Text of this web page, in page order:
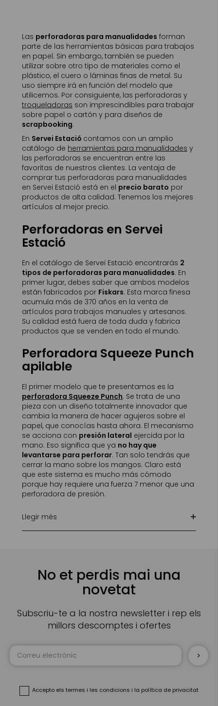
Las perforadoras para manualidades forman
parte de las herramientas básicas para trabajos
en papel. Sin embargo, también se pueden
utilizar sobre otro tipo de materiales como el
plástico, el cuero o láminas finas de metal. Su
uso siempre irá en función del modelo que
utilicemos. Por consiguiente, las perforadoras y
troqueladoras son imprescindibles para trabajar
sobre papel o cartón y para diseños de
scrapbooking.
En Servei Estació contamos con un amplio
catálogo de herramientas para manualidades y
las perforadoras se encuentran entre las
favoritas de nuestros clientes. La ventaja de
comprar tus perforadoras para manualidades
en Servei Estació está en el precio barato por
productos de alta calidad. Tenemos los mejores
artículos al mejor precio.
Perforadoras en Servei
Estació
En el catálogo de Servei Estació encontrarás 2
tipos de perforadoras para manualidades. En
primer lugar, debes saber que ambos modelos
están fabricados por Fiskars. Esta marca finesa
acumula más de 370 años en la venta de
artículos para trabajos manuales y artesanos.
Su calidad está fuera de toda duda y fabrica
productos que se venden en todo el mundo.
Perforadora Squeeze Punch
apilable
El primer modelo que te presentamos es la
perforadora Squeeze Punch. Se trata de una
pieza con un diseño totalmente innovador que
cambia la manera de hacer agujeros sobre el
papel, que conocías hasta ahora. El mecanismo
se acciona con presión lateral ejercida por la
mano. Eso significa que ya no hay que
levantarse para perforar. Tan solo tendrás que
cerrar la mano sobre los mangos. Claro está
que este sistema es mucho más cómodo
porque hay requiere una fuerza 7 menor que una
perforadora de presión.
Llegir més
No et perdis mai una
novetat
Subscriu-te a la nostra newsletter i rep els
millors descomptes i ofertes
Accepto els termes i les condicions i la política de privacitat